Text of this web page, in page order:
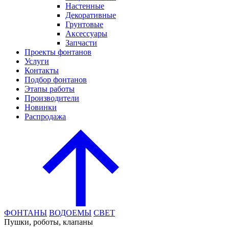
Настенные
Декоративные
Грунтовые
Аксессуары
Запчасти
Проекты фонтанов
Услуги
Контакты
Подбор фонтанов
Этапы работы
Производители
Новинки
Распродажа
ФОНТАНЫ ВОДОЕМЫ СВЕТ
Пушки, роботы, клапаны